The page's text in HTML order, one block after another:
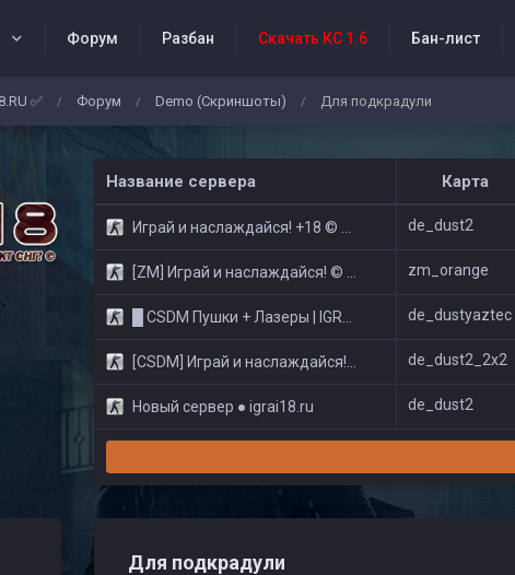
Форум Разбан Скачать КС 1.6 Бан-лист
События проекта
✅ / Форум / Demo (Скриншоты) / Для подкрадули
Название сервера Карта
Играй и наслаждайся! +18 © Public de_dust2
[ZM] Играй и наслаждайся! © Zombie Show zm_orange
█ CSDM Пушки + Лазеры | IGRAI18.RU ツ █ de_dustyaztec
[CSDM] Играй и наслаждайся! © Classic de_dust2_2x2
Новый сервер ● igrai18.ru de_dust2
Для подкрадули